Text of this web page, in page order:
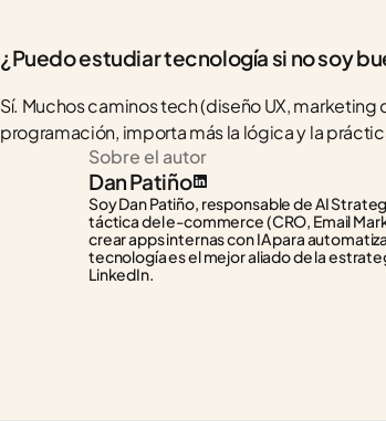
¿Puedo estudiar tecnología si no soy
Sí. Muchos caminos tech (diseño UX,
programación, importa más la lógica y la
Sobre el autor
Dan Patiño
Soy Dan Patiño, responsable de AI
táctica del e-commerce (CRO, Email
crear apps internas con IA para
tecnología es el mejor aliado de la
LinkedIn.